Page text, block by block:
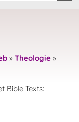
» Theologie »
Bible Texts: